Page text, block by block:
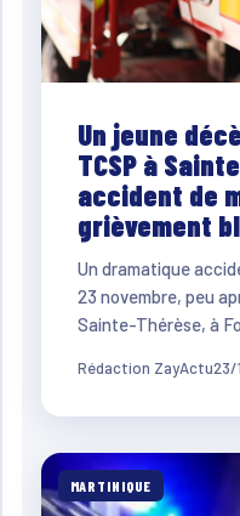
Un jeune
TCSP à
accident de
grièvement
Un dramatique
23 novembre, peu
Sainte-Thérèse, à
Rédaction ZayActu23/
MARTINIQUE